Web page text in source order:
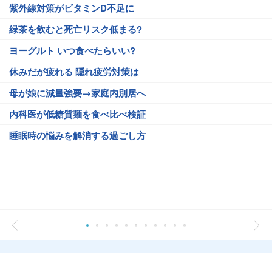
紫外線対策がビタミンD不足に
緑茶を飲むと死亡リスク低まる?
ヨーグルト いつ食べたらいい?
休みだが疲れる 隠れ疲労対策は
母が娘に減量強要→家庭内別居へ
内科医が低糖質麺を食べ比べ検証
睡眠時の悩みを解消する過ごし方